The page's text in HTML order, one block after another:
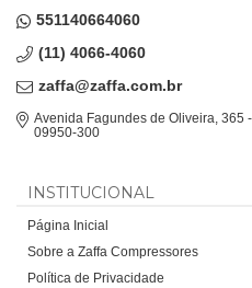
551140664060
(11) 4066-4060
zaffa@zaffa.com.br
Avenida Fagundes de Oliveira, 365
09950-300
INSTITUCIONAL
Página Inicial
Sobre a Zaffa Compressores
Política de Privacidade